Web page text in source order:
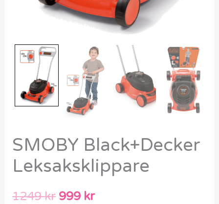
SMOBY Black+Decker
Leksaksklippare
1249kr 999 kr